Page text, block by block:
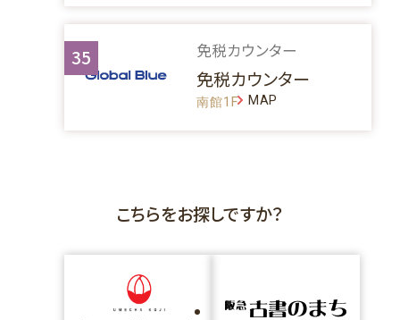
35 免税カウンター
免税カウンター
南館1F MAP
こちらをお探しですか？